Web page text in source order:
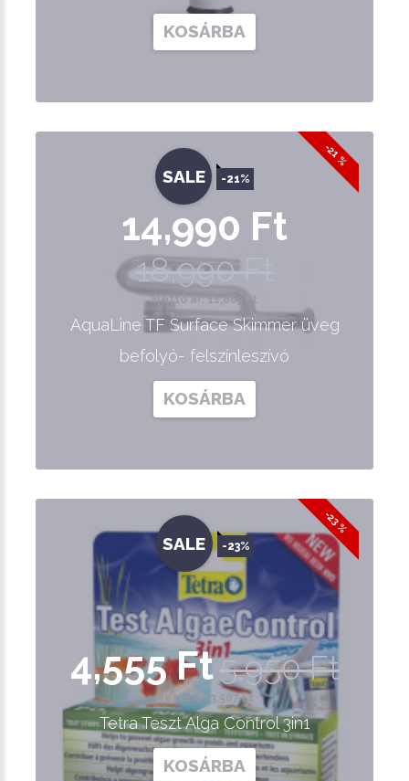
KOSÁRBA
-21 %
SALE -21%
14,990 Ft
18,990 Ft
Nettó ár: 11,803 Ft
AquaLine TF Surface Skimmer üveg
befolyó- felszínleszívó
KOSÁRBA
-23 %
SALE -23%
4,555 Ft5,950 Ft
Nettó ár: 3,587 Ft
Tetra Teszt Alga Control 3in1
KOSÁRBA